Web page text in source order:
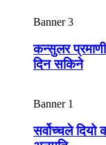
Banner 3
कन्सुलर
दिन सकिने
Banner 1
सर्वोच्चले दियो